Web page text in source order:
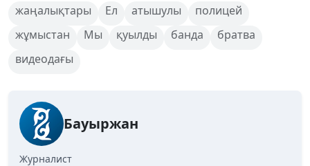
жаңалықтары Ел атышулы
полицей
жұмыстан
Мы қуылды банда
братва
видеодағы
Бауыржан
Журналист